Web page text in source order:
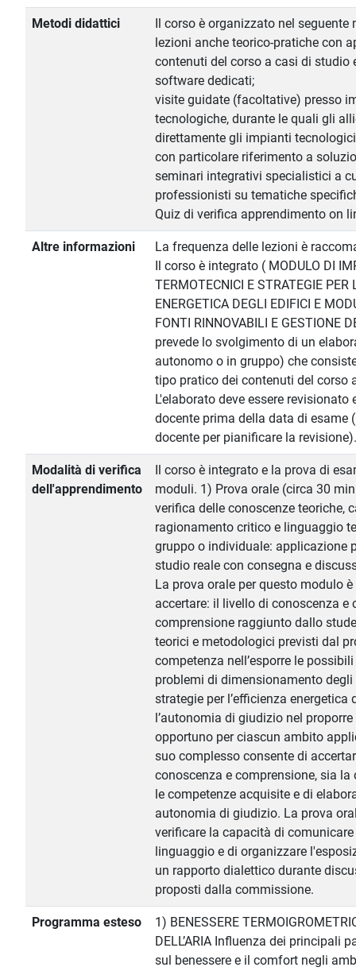
Metodi didattici
Il corso è organizzato nel seguente
lezioni anche teorico-pratiche con
contenuti del corso a casi di studio
software dedicati;
visite guidate (facoltative) presso
tecnologiche, durante le quali gli
direttamente gli impianti
con particolare riferimento a
seminari integrativi specialistici a
professionisti su tematiche
Quiz di verifica apprendimento on
Altre informazioni
La frequenza delle lezioni è
Il corso è integrato ( MODULO DI
TERMOTECNICI E STRATEGIE PER
ENERGETICA DEGLI EDIFICI E
FONTI RINNOVABILI E GESTIONE
prevede lo svolgimento di un
autonomo o in gruppo) che
tipo pratico dei contenuti del corso
L'elaborato deve essere revisionato
docente prima della data di esame
docente per pianificare la revisione).
Modalità di verifica
dell'apprendimento
Il corso è integrato e la prova di
moduli. 1) Prova orale (circa 30
verifica delle conoscenze teoriche,
ragionamento critico e linguaggio
gruppo o individuale: applicazione
studio reale con consegna e
La prova orale per questo modulo
accertare: il livello di conoscenza e
comprensione raggiunto dallo
teorici e metodologici previsti dal
competenza nell’esporre le
problemi di dimensionamento degli
strategie per l’efficienza energetica
l’autonomia di giudizio nel
opportuno per ciascun ambito
suo complesso consente di
conoscenza e comprensione, sia
le competenze acquisite e di
autonomia di giudizio. La prova
verificare la capacità di
linguaggio e di organizzare
un rapporto dialettico durante
proposti dalla commissione.
Programma esteso
1) BENESSERE
DELL’ARIA Influenza dei principali
sul benessere e il comfort negli